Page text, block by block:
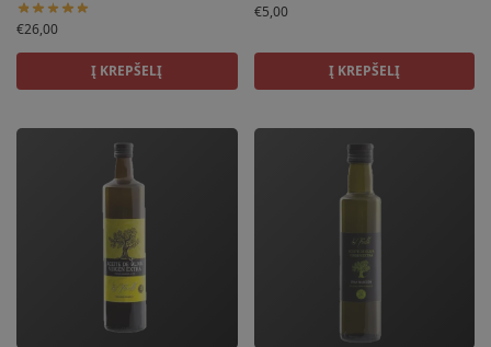
€26,00
Į KREPŠELĮ
€5,00
Į KREPŠELĮ